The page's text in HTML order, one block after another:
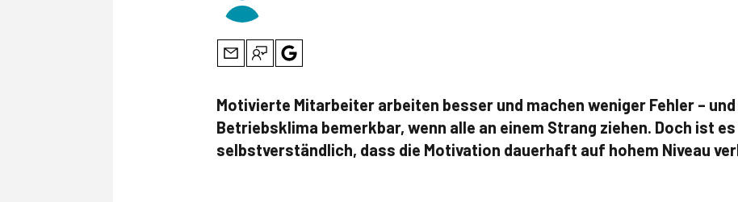
Motivierte Mitarbeiter arbeiten besser und machen weniger Fehler –
Betriebsklima bemerkbar, wenn alle an einem Strang ziehen. Doch ist
selbstverständlich, dass die Motivation dauerhaft auf hohem Niveau